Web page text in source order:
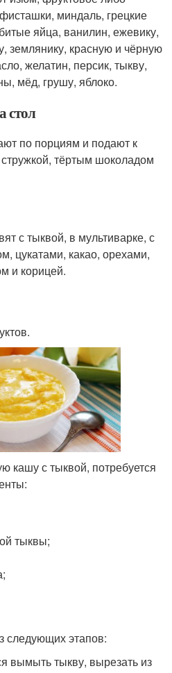
миндаль, грецкие
яйца, ванилин, ежевику,
землянику, красную и чёрную
желатин, персик, тыкву,
мёд, грушу, яблоко.
стол
по порциям и подают к
стружкой, тёртым шоколадом
с тыквой, в мультиварке, с
цукатами, какао, орехами,
и корицей.
кашу с тыквой, потребуется
тыквы;
следующих этапов:
вымыть тыкву, вырезать из